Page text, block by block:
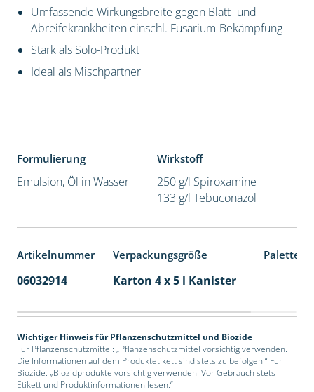
Umfassende Wirkungsbreite gegen Blatt- und
Abreifekrankheiten einschl. Fusarium-Bekämpfung
Stark als Solo-Produkt
Ideal als Mischpartner
Formulierung
Emulsion, Öl in Wasser
Wirkstoff
250 g/l Spiroxamine
133 g/l Tebuconazol
Artikelnummer Verpackungsgröße
06032914 Karton 4 x 5 l Kanister
Wichtiger Hinweis für Pflanzenschutzmittel und Biozide
Für Pflanzenschutzmittel: „Pflanzenschutzmittel vorsichtig verwenden.
Die Informationen auf dem Produktetikett sind stets zu befolgen.“ Für
Biozide: „Biozidprodukte vorsichtig verwenden. Vor Gebrauch stets
Etikett und Produktinformationen lesen.“